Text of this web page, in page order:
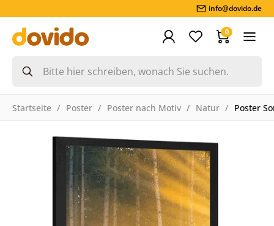
info@dovido.de
0
Startseite Poster Poster nach Motiv Natur Poster